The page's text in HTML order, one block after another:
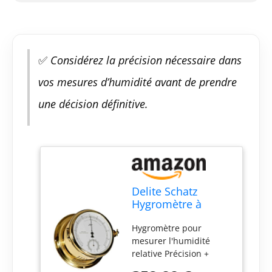
✅ Considérez la précision nécessaire dans
vos mesures d’humidité avant de prendre
une décision définitive.
Delite Schatz
Hygromètre à
poli 480h H H x l
180 mm x 93 mm
Hygromètre pour
mesurer l'humidité
relative Précision +